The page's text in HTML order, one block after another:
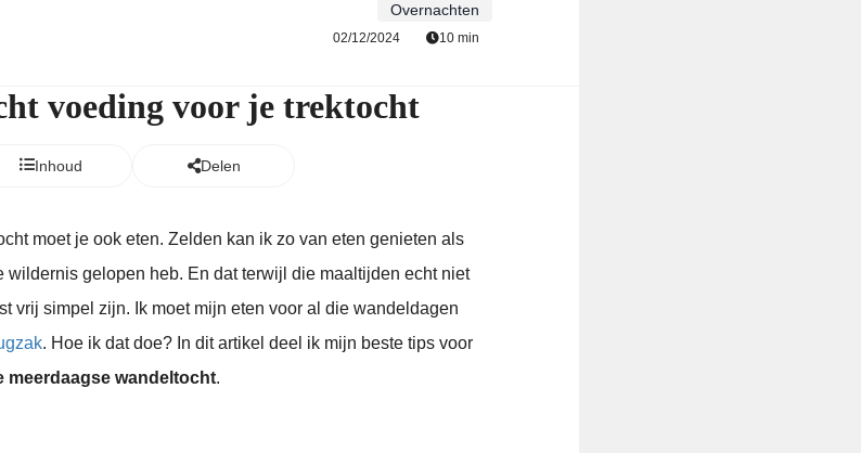
Overnachten
02/12/2024 10 min
voeding voor je trektocht
Inhoud Delen
moet je ook eten. Zelden kan ik zo van eten genieten als
wildernis gelopen heb. En dat terwijl die maaltijden echt niet
vrij simpel zijn. Ik moet mijn eten voor al die wandeldagen
. Hoe ik dat doe? In dit artikel deel ik mijn beste tips voor
meerdaagse wandeltocht.